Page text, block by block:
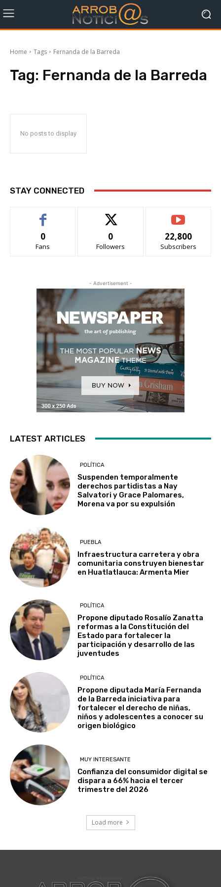
Home Tags Fernanda de la Barreda
Tag: Fernanda de la Barreda
No posts to display
STAY CONNECTED
0
Fans
0
Followers
22,800
Subscribers
- Advertisement -
LATEST ARTICLES
POLÍTICA
Suspenden temporalmente
derechos partidistas a Nay
Salvatori y Grace Palomares,
Morena va por su expulsión
PUEBLA
Infraestructura carretera y obra
comunitaria construyen bienestar
en Huatlatlauca: Armenta Mier
POLÍTICA
Propone diputado Rosalío Zanatta
reformas a la Constitución del
Estado para fortalecer la
participación y desarrollo de las
juventudes
POLÍTICA
Propone diputada María Fernanda
de la Barreda iniciativa para
fortalecer el derecho de niñas,
niños y adolescentes a conocer su
origen biológico
MUY INTERESANTE
Confianza del consumidor digital se
dispara a 66% hacia el tercer
trimestre del 2026
Load more